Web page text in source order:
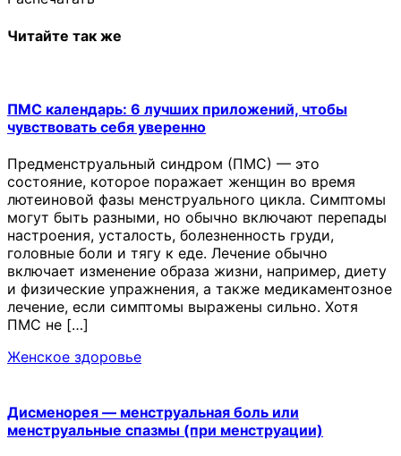
Читайте так же
ПМС календарь: 6 лучших приложений, чтобы
чувствовать себя уверенно
Предменструальный синдром (ПМС) — это
состояние, которое поражает женщин во время
лютеиновой фазы менструального цикла. Симптомы
могут быть разными, но обычно включают перепады
настроения, усталость, болезненность груди,
головные боли и тягу к еде. Лечение обычно
включает изменение образа жизни, например, диету
и физические упражнения, а также медикаментозное
лечение, если симптомы выражены сильно. Хотя
ПМС не […]
Женское здоровье
Дисменорея — менструальная боль или
менструальные спазмы (при менструации)